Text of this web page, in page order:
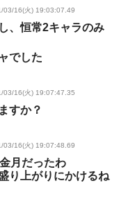
03/16(火) 19:03:07.49
、恒常2キャラのみ
でした
03/16(火) 19:07:47.35
すか？
03/16(火) 19:07:48.69
月だったわ
り上がりにかけるね